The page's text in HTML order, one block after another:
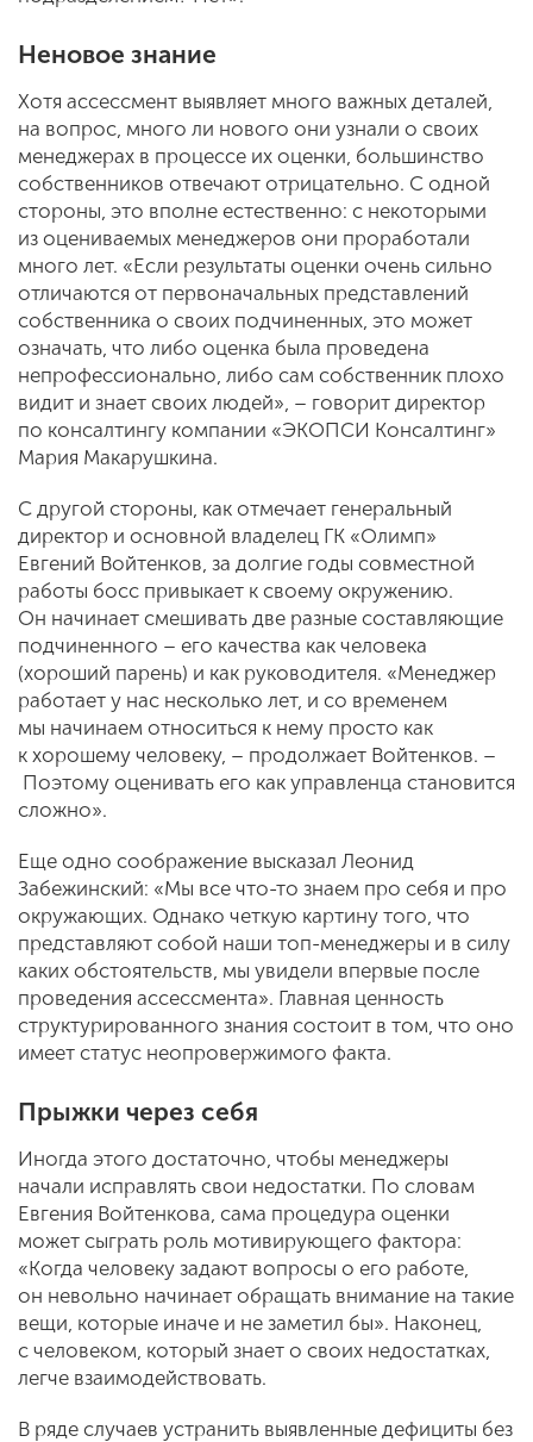
Неновое знание
Хотя ассессмент выявляет много важных деталей,
на вопрос, много ли нового они узнали о своих
менеджерах в процессе их оценки, большинство
собственников отвечают отрицательно. С одной
стороны, это вполне естественно: с некоторыми
из оцениваемых менеджеров они проработали
много лет. «Если результаты оценки очень сильно
отличаются от первоначальных представлений
собственника о своих подчиненных, это может
означать, что либо оценка была проведена
непрофессионально, либо сам собственник плохо
видит и знает своих людей», – говорит директор
по консалтингу компании «ЭКОПСИ Консалтинг»
Мария Макарушкина.
С другой стороны, как отмечает генеральный
директор и основной владелец ГК «Олимп»
Евгений Войтенков, за долгие годы совместной
работы босс привыкает к своему окружению.
Он начинает смешивать две разные составляющие
подчиненного – его качества как человека
(хороший парень) и как руководителя. «Менеджер
работает у нас несколько лет, и со временем
мы начинаем относиться к нему просто как
к хорошему человеку, – продолжает Войтенков. –
Поэтому оценивать его как управленца становится
сложно».
Еще одно соображение высказал Леонид
Забежинский: «Мы все что-то знаем про себя и про
окружающих. Однако четкую картину того, что
представляют собой наши топ-менеджеры и в силу
каких обстоятельств, мы увидели впервые после
проведения ассессмента». Главная ценность
структурированного знания состоит в том, что оно
имеет статус неопровержимого факта.
Прыжки через себя
Иногда этого достаточно, чтобы менеджеры
начали исправлять свои недостатки. По словам
Евгения Войтенкова, сама процедура оценки
может сыграть роль мотивирующего фактора:
«Когда человеку задают вопросы о его работе,
он невольно начинает обращать внимание на такие
вещи, которые иначе и не заметил бы». Наконец,
с человеком, который знает о своих недостатках,
легче взаимодействовать.
В ряде случаев устранить выявленные дефициты без